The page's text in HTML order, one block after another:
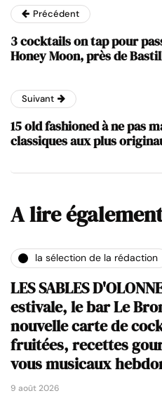
Précédent
3 cocktails on tap pour
Honey Moon, près de
Suivant
15 old fashioned à ne pas
classiques aux plus
A lire
la sélection de la rédaction
LES SABLES
estivale, le bar Le
nouvelle carte de
fruitées, recettes
vous musicaux
9 août 2026